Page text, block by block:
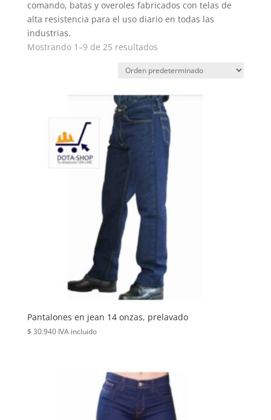
comando, batas y overoles fabricados con telas de
alta resistencia para el uso diario en todas las
industrias.
Mostrando 1–9 de 25 resultados
Pantalones en jean 14 onzas, prelavado
$ 30.940 IVA incluido